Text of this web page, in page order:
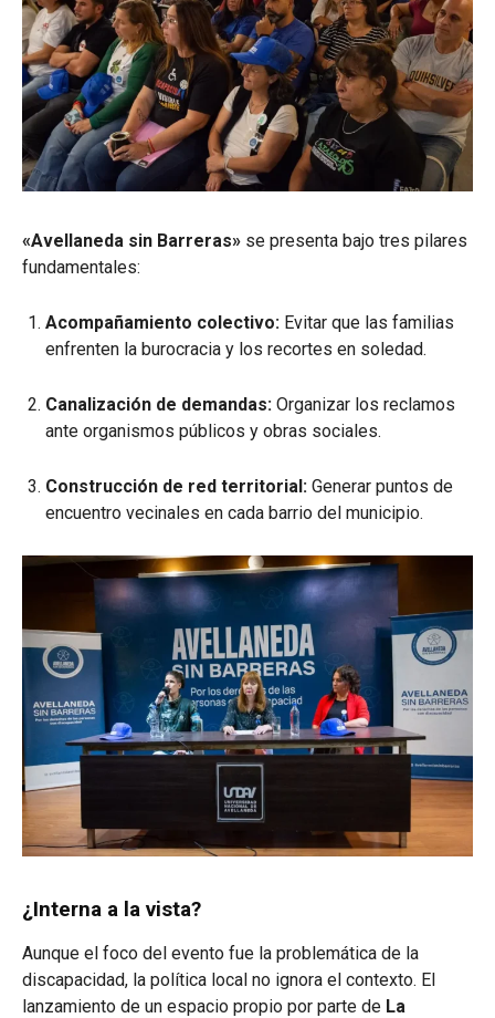
«Avellaneda sin Barreras» se presenta bajo tres pilares
fundamentales:
Acompañamiento colectivo: Evitar que las familias
enfrenten la burocracia y los recortes en soledad.
Canalización de demandas: Organizar los reclamos
ante organismos públicos y obras sociales.
Construcción de red territorial: Generar puntos de
encuentro vecinales en cada barrio del municipio.
¿Interna a la vista?
Aunque el foco del evento fue la problemática de la
discapacidad, la política local no ignora el contexto. El
lanzamiento de un espacio propio por parte de La